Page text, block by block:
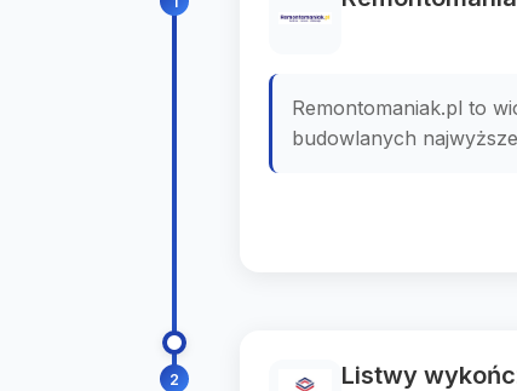
Remontomaniak.pl to
budowlanych
2 Listwy